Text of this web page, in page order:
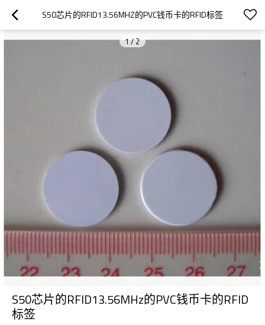
S50芯片的RFID13.56MHZ的PVC钱币卡的RFID标签
1/2
S50芯片的RFID13.56MHz的PVC钱币卡的RFID
标签